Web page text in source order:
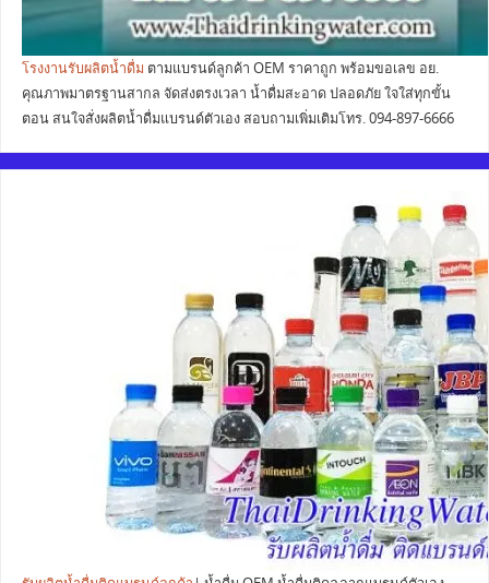
โรงงานรับผลิตน้ำดื่ม ตามแบรนด์ลูกค้า OEM ราคาถูก พร้อมขอเลข อย.
คุณภาพมาตรฐานสากล จัดส่งตรงเวลา น้ำดื่มสะอาด ปลอดภัย ใจใส่ทุกขั้น
ตอน สนใจสั่งผลิตน้ำดื่มแบรนด์ตัวเอง สอบถามเพิ่มเติมโทร. 094-897-6666